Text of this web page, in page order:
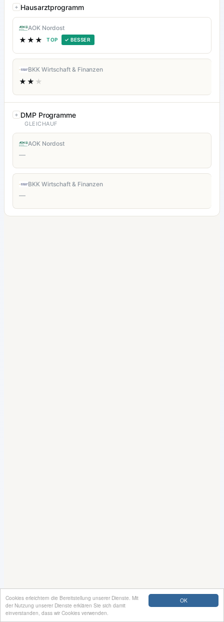
OK
Cookies erleichtern die Bereitstellung unserer Dienste. Mit
der Nutzung unserer Dienste erklären Sie sich damit
einverstanden, dass wir Cookies verwenden.
Hausarztprogramm
AOK Nordost
★★★ TOP ✓ BESSER
BKK Wirtschaft & Finanzen
★★ ★
DMP Programme
GLEICHAUF
AOK Nordost
—
BKK Wirtschaft & Finanzen
—